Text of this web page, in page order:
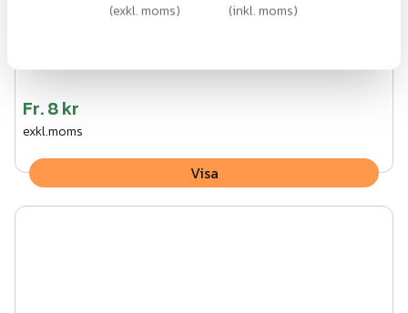
Fr.8 kr
exkl.moms
Visa
(exkl. moms) (inkl. moms)